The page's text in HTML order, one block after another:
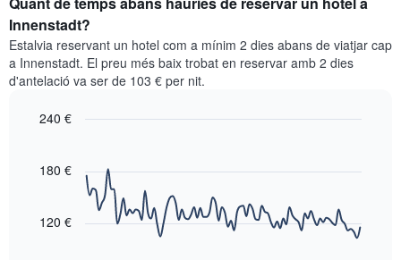
mostra
les
categories
d'hotels
per
El
gràfic
eix
mostra
habitació
per
a
aquest
cap
setmana
els
dies,
Innenstadt?
Estalvia reservant un hotel com a mínim 2 dies abans de viatjar cap
a Innenstadt. El preu més baix trobat en reservar amb 2 dies
d'antelació va ser de 103 € per nit.
with
120 €
180 €
240 €